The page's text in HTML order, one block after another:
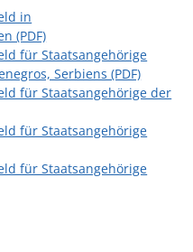
in
(PDF)
für Staatsangehörige
Serbiens (PDF)
für Staatsangehörige der
für Staatsangehörige
für Staatsangehörige